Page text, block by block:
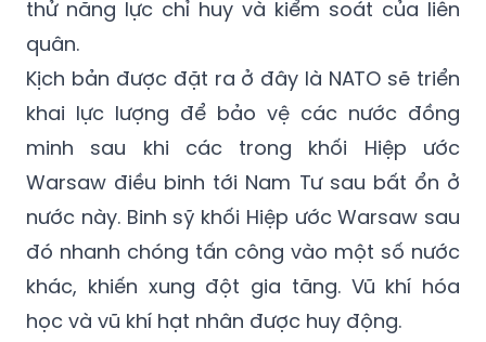
là cuộc tập trận mô phỏng việc sử dụng vũ
khí hạt nhân nhằm vào Liên Xô và cũng là để
thử năng lực chỉ huy và kiểm soát của liên
quân.
Kịch bản được đặt ra ở đây là NATO sẽ triển
khai lực lượng để bảo vệ các nước đồng
minh sau khi các trong khối Hiệp ước
Warsaw điều binh tới Nam Tư sau bất ổn ở
nước này. Binh sỹ khối Hiệp ước Warsaw sau
đó nhanh chóng tấn công vào một số nước